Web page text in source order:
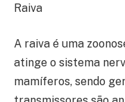
Raiva
A raiva é uma
atinge o sistema
mamíferos, sendo